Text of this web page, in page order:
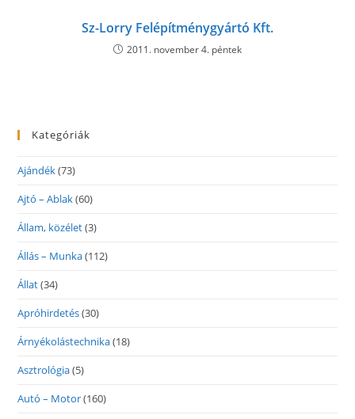
Sz-Lorry Felépítménygyártó Kft.
2011. november 4. péntek
Kategóriák
Ajándék(73)
Ajtó – Ablak(60)
Állam, közélet(3)
Állás – Munka(112)
Állat(34)
Apróhirdetés(30)
Árnyékolástechnika(18)
Asztrológia(5)
Autó – Motor(160)